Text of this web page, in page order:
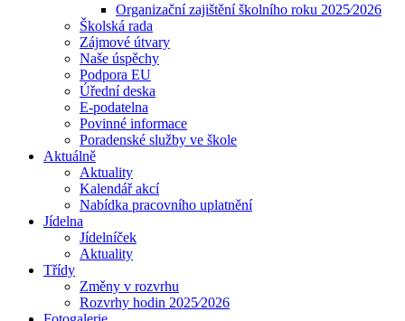
Organizační zajištění školního roku 2025⁄2026
Školská rada
Zájmové útvary
Naše úspěchy
Podpora EU
Úřední deska
E-podatelna
Povinné informace
Poradenské služby ve škole
Aktuálně
Aktuality
Kalendář akcí
Nabídka pracovního uplatnění
Jídelna
Jídelníček
Aktuality
Třídy
Změny v rozvrhu
Rozvrhy hodin 2025⁄2026